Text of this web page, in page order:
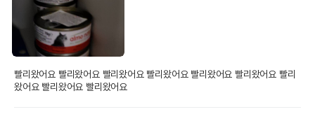
빨리왔어요 빨리왔어요 빨리왔어요 빨리왔어요 빨리왔어요 빨리왔어요 빨리
왔어요 빨리왔어요 빨리왔어요